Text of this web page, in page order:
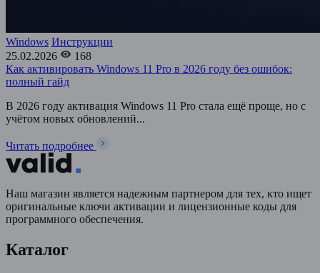
Windows Инструкции
25.02.2026
168
Как активировать Windows 11 Pro в 2026 году без ошибок:
полный гайд
В 2026 году активация Windows 11 Pro стала ещё проще, но с
учётом новых обновлений...
Читать подробнее
Наш магазин является надежным партнером для тех, кто ищет
оригинальные ключи активации и лицензионные коды для
программного обеспечения.
Каталог